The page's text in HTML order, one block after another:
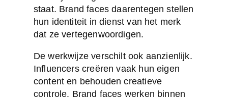
staat. Brand faces daarentegen stellen
hun identiteit in dienst van het merk
dat ze vertegenwoordigen.
De werkwijze verschilt ook aanzienlijk.
Influencers creëren vaak hun eigen
content en behouden creatieve
controle. Brand faces werken binnen